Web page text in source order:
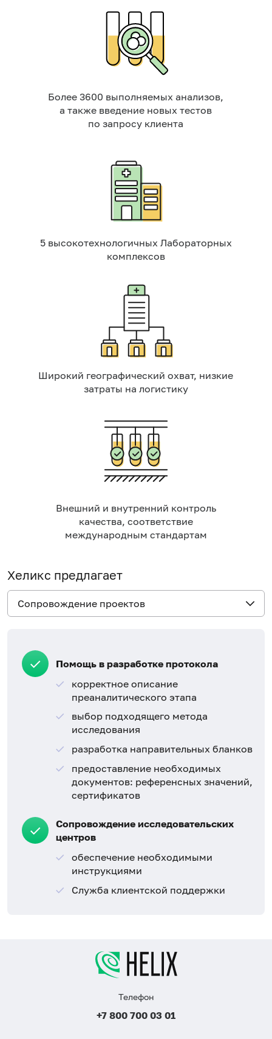
Более 3600 выполняемых анализов,
а также введение новых тестов
по запросу клиента
5 высокотехнологичных Лабораторных
комплексов
Широкий географический охват, низкие
затраты на логистику
Внешний и внутренний контроль
качества, соответствие
международным стандартам
Хеликс предлагает
Сопровождение проектов
Помощь в разработке протокола
корректное описание
преаналитического этапа
выбор подходящего метода
исследования
разработка направительных бланков
предоставление необходимых
документов: референсных значений,
сертификатов
Сопровождение исследовательских
центров
обеспечение необходимыми
инструкциями
Служба клиентской поддержки
Телефон
+7 800 700 03 01